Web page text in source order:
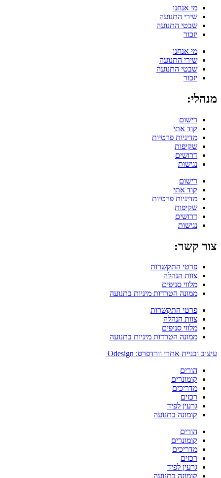
מי אנחנו
שירי התנועה
שבטי התנועה
יזכור
מי אנחנו
שירי התנועה
שבטי התנועה
יזכור
מנהלי:
רישום
קוד אתי
מדיניות פרטיות
שקיפות
דרושים
נגישות
רישום
קוד אתי
מדיניות פרטיות
שקיפות
דרושים
נגישות
צור קשר:
פרטי התקשרות
צוות הנהלה
מלווי סניפים
ממונה הטרדות מיניות בתנועה
פרטי התקשרות
צוות הנהלה
מלווי סניפים
ממונה הטרדות מיניות בתנועה
עיצוב ובניית אתרי וורדפרס: Odesign
הורים
קומונרים
מדריכים
רכזים
גרעין לפיד
קומונה בתנועה
הורים
קומונרים
מדריכים
רכזים
גרעין לפיד
קומונה בתנועה